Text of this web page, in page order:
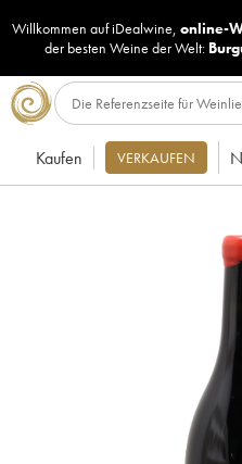
Willkommen auf iDealwine, online-
der besten Weine der Welt:
Kaufen VERKAUFEN